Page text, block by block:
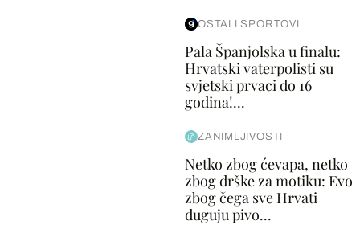
OSTALI SPORTOVI
Pala Španjolska u finalu:
Hrvatski vaterpolisti su
svjetski prvaci do 16
godina!...
ZANIMLJIVOSTI
Netko zbog ćevapa, netko
zbog drške za motiku: Evo
zbog čega sve Hrvati
duguju pivo...